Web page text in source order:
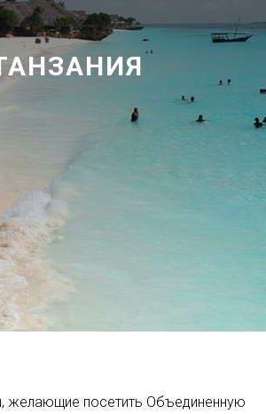
желающие посетить Объединенную